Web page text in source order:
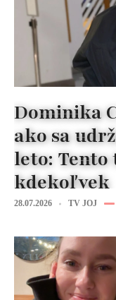
Dominika
ako sa
leto:
kdekoľvek
28.07.2026 TV JOJ